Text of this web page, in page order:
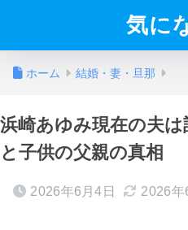
気に
ホーム 結婚・妻・旦那
浜崎あゆみ現在の夫
と子供の父親の真相
2026年6月4日 2026年